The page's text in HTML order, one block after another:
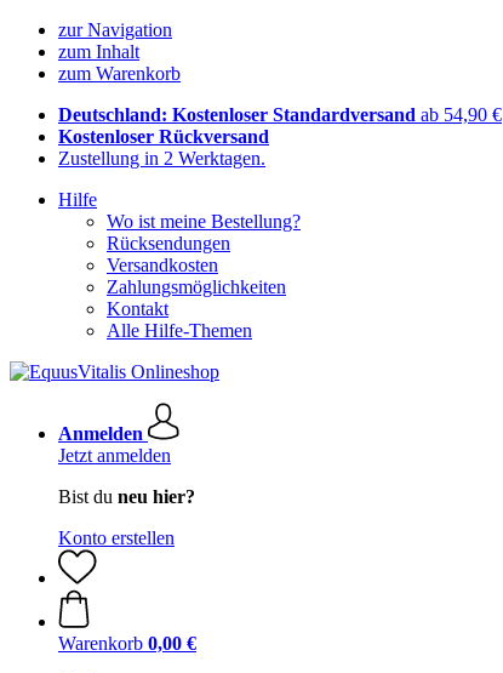
zur Navigation
zum Inhalt
zum Warenkorb
Deutschland: Kostenloser Standardversand ab 54,90 €
Kostenloser Rückversand
Zustellung in 2 Werktagen.
Hilfe
Wo ist meine Bestellung?
Rücksendungen
Versandkosten
Zahlungsmöglichkeiten
Kontakt
Alle Hilfe-Themen
Anmelden
Jetzt anmelden
Bist du neu hier?
Konto erstellen
Warenkorb 0,00 €